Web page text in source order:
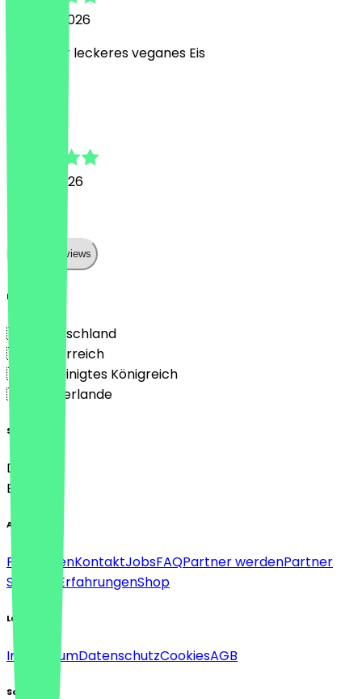
30. April 2026
unfassbar leckeres veganes Eis
7. April 2026
Show all reviews
Land
🇩🇪 Deutschland
🇦🇹 Österreich
🇬🇧 Vereinigtes Königreich
🇳🇱 Niederlande
Sprache
Deutsch
English
About
Für FirmenKontaktJobsFAQPartner werdenPartner
Support
ErfahrungenShop
Legal
ImpressumDatenschutzCookiesAGB
Social